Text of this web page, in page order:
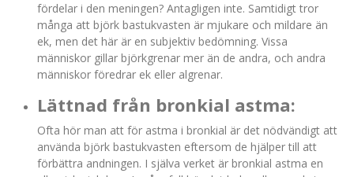
fördelar i den meningen? Antagligen inte. Samtidigt tror
många att björk bastukvasten är mjukare och mildare än
ek, men det här är en subjektiv bedömning. Vissa
människor gillar björkgrenar mer än de andra, och andra
människor föredrar ek eller algrenar.
Lättnad från bronkial astma:
Ofta hör man att för astma i bronkial är det nödvändigt att
använda björk bastukvasten eftersom de hjälper till att
förbättra andningen. I själva verket är bronkial astma en